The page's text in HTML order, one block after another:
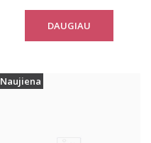
DAUGIAU
Naujiena